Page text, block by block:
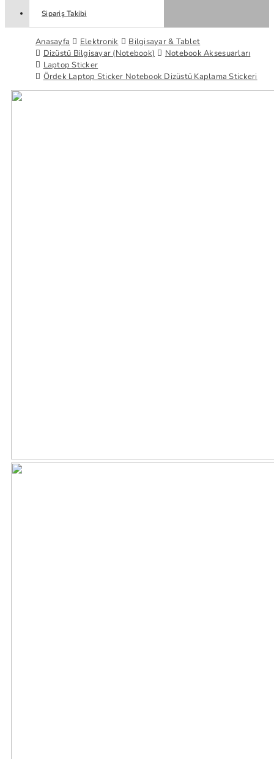
Sipariş Takibi
Anasayfa Elektronik
Bilgisayar & Tablet
Dizüstü Bilgisayar (Notebook)
Notebook Aksesuarları
Laptop Sticker
Ördek Laptop Sticker Notebook Dizüstü Kaplama Stickeri